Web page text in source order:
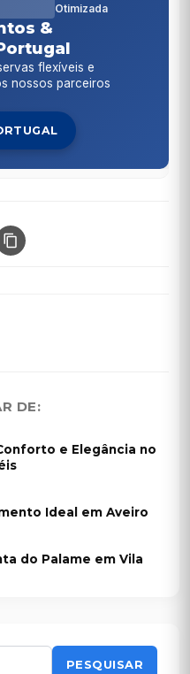
Otimizada
&
flexíveis e
nossos parceiros
DE:
e Elegância no
Ideal em Aveiro
do Palame em Vila
PESQUISAR